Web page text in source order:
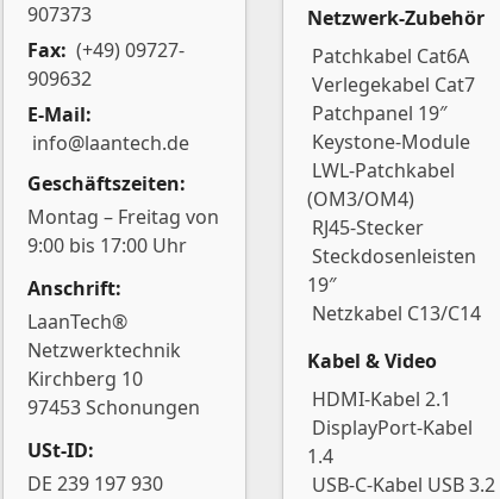
907373
Fax: (+49) 09727-
909632
E-Mail:
info@laantech.de
Geschäftszeiten:
Montag – Freitag von
9:00 bis 17:00 Uhr
Anschrift:
LaanTech®
Netzwerktechnik
Kirchberg 10
97453 Schonungen
USt-ID:
DE 239 197 930
Netzwerk-Zubehör
Patchkabel Cat6A
Verlegekabel Cat7
Patchpanel 19″
Keystone-Module
LWL-Patchkabel
(OM3/OM4)
RJ45-Stecker
Steckdosenleisten
19″
Netzkabel C13/C14
Kabel & Video
HDMI-Kabel 2.1
DisplayPort-Kabel
1.4
USB-C-Kabel USB 3.2